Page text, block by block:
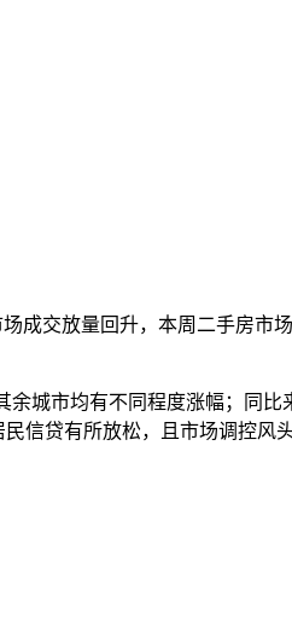
交放量回升，本周二手房市
市均有不同程度涨幅；同比
信贷有所放松，且市场调控风